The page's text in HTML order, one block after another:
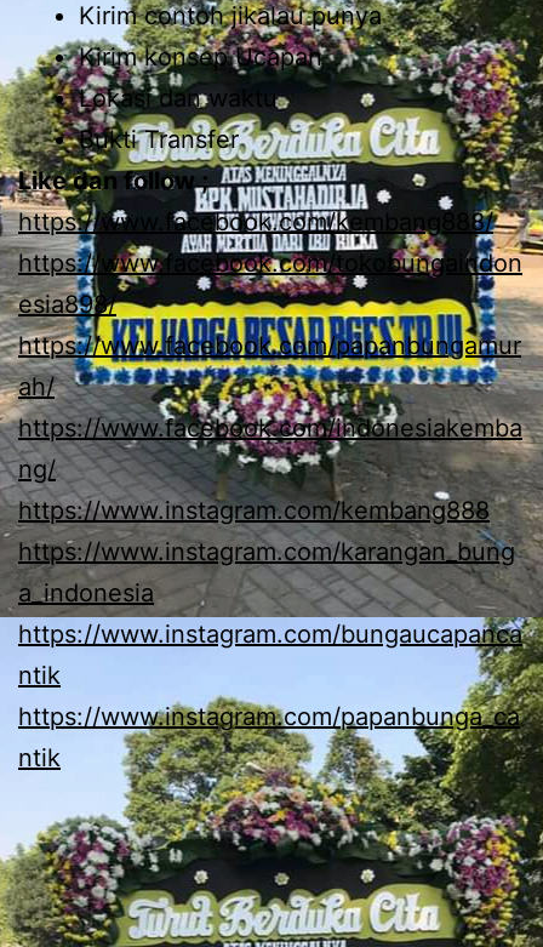
Kirim contoh jikalau punya
Kirim konsep Ucapan
Lokasi dan waktu
Bukti Transfer
Like dan follow ;
https://www.facebook.com/kembang888/
https://www.facebook.com/tokobungaindon
esia898/
https://www.facebook.com/papanbungamur
ah/
https://www.facebook.com/indonesiakemba
ng/
https://www.instagram.com/kembang888
https://www.instagram.com/karangan_bung
a_indonesia
https://www.instagram.com/bungaucapanca
ntik
https://www.instagram.com/papanbunga_ca
ntik